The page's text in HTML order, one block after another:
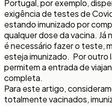
Portugal, por exemplo,
exigência de testes de
estando imunizado por
qualquer dose da vacina. Já
é necessário fazer o teste,
esteja imunizado. Por outro
permitem a entrada de
completa.
Para este artigo,
totalmente vacinados,